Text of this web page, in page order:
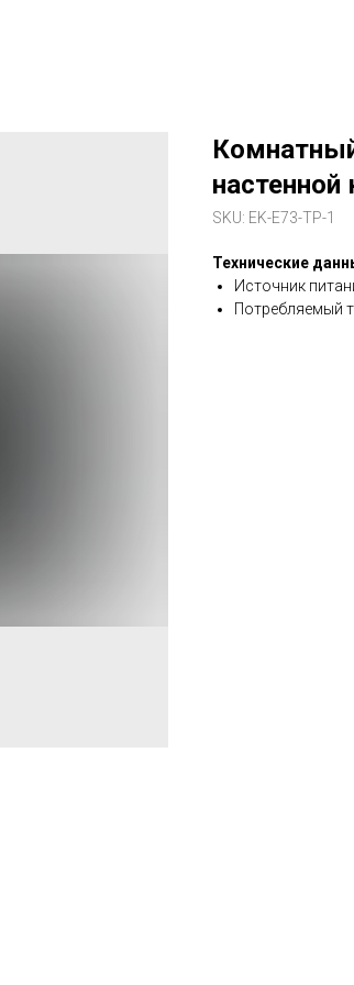
настенной
SKU: EK-E73-TP-1
Технические
Источник
Потребляемый